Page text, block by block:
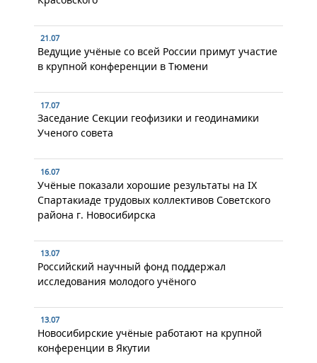
21.07
Ведущие учёные со всей России примут участие
в крупной конференции в Тюмени
17.07
Заседание Секции геофизики и геодинамики
Ученого совета
16.07
Учёные показали хорошие результаты на IX
Спартакиаде трудовых коллективов Советского
района г. Новосибирска
13.07
Российский научный фонд поддержал
исследования молодого учёного
13.07
Новосибирские учёные работают на крупной
конференции в Якутии